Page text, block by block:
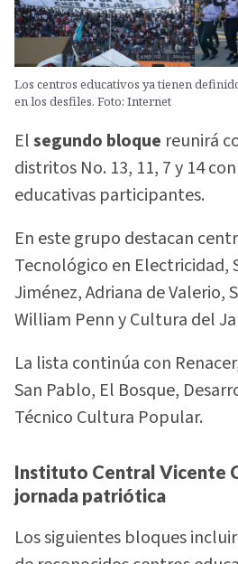
Los centros educativos ya tienen
en los desfiles. Foto: Internet
Elsegundo bloque reunirá
distritos No. 13, 11, 7 y 14
educativas participantes.
En este grupo destacan
Tecnológico en Electricidad,
Jiménez, Adriana de Valerio,
William Penn y Cultura del
La lista continúa con
San Pablo, El Bosque,
Técnico Cultura Popular.
Instituto Central Vicente
jornada patriótica
Los siguientes bloques